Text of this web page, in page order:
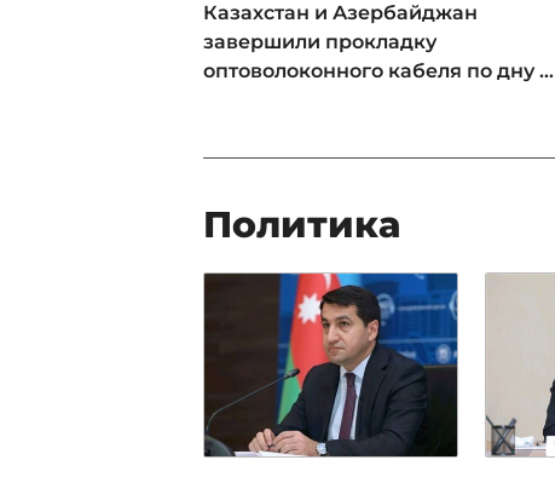
Казахстан и Азербайджан
завершили прокладку
оптоволоконного кабеля по дну ...
Политика